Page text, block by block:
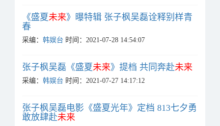
《盛夏未来》曝特辑 张子枫吴磊诠释别样青
春
采编： 韩娱台 时间：2021-07-28 14:54:07
张子枫吴磊《盛夏未来》提档 共同奔赴未来
采编： 韩娱台 时间：2021-07-27 14:17:12
张子枫吴磊电影《盛夏光年》定档 813七夕勇
敢放肆赴未来